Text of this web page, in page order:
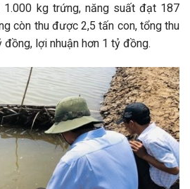
1.000 kg trứng, năng suất đạt 187
còn thu được 2,5 tấn con, tổng thu
lợi nhuận hơn 1 tỷ đồng.